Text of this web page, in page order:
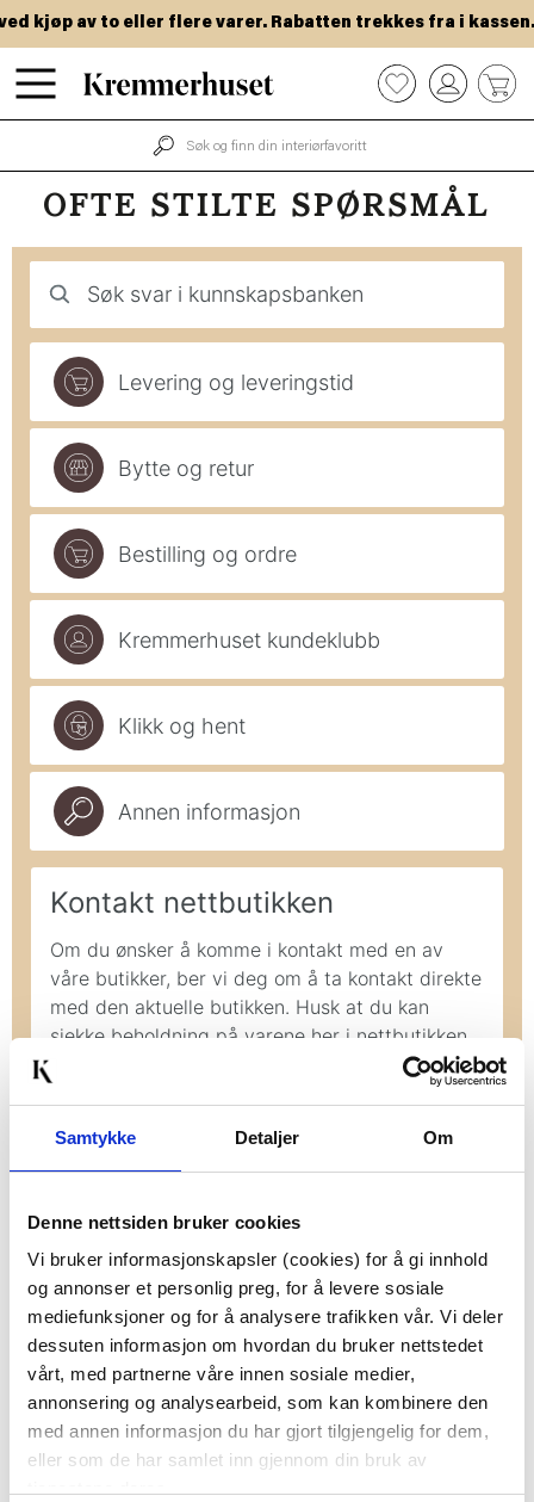
Samtykke Detaljer Om
Denne nettsiden bruker cookies
Vi bruker informasjonskapsler (cookies) for å gi innhold
og annonser et personlig preg, for å levere sosiale
mediefunksjoner og for å analysere trafikken vår. Vi deler
dessuten informasjon om hvordan du bruker nettstedet
vårt, med partnerne våre innen sosiale medier,
annonsering og analysearbeid, som kan kombinere den
med annen informasjon du har gjort tilgjengelig for dem,
eller som de har samlet inn gjennom din bruk av
Hopp
til
hovedinnhold
kjøp av to eller flere varer. Rabatten trekkes fra i kassen.
0
OFTE STILTE SPØRSMÅL